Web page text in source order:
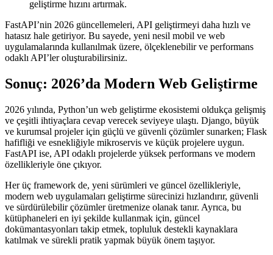
geliştirme hızını artırmak.
FastAPI’nin 2026 güncellemeleri, API geliştirmeyi daha hızlı ve
hatasız hale getiriyor. Bu sayede, yeni nesil mobil ve web
uygulamalarında kullanılmak üzere, ölçeklenebilir ve performans
odaklı API’ler oluşturabilirsiniz.
Sonuç: 2026’da Modern Web Geliştirme
2026 yılında, Python’un web geliştirme ekosistemi oldukça gelişmiş
ve çeşitli ihtiyaçlara cevap verecek seviyeye ulaştı. Django, büyük
ve kurumsal projeler için güçlü ve güvenli çözümler sunarken; Flask
hafifliği ve esnekliğiyle mikroservis ve küçük projelere uygun.
FastAPI ise, API odaklı projelerde yüksek performans ve modern
özellikleriyle öne çıkıyor.
Her üç framework de, yeni sürümleri ve güncel özellikleriyle,
modern web uygulamaları geliştirme sürecinizi hızlandırır, güvenli
ve sürdürülebilir çözümler üretmenize olanak tanır. Ayrıca, bu
kütüphaneleri en iyi şekilde kullanmak için, güncel
dokümantasyonları takip etmek, topluluk destekli kaynaklara
katılmak ve sürekli pratik yapmak büyük önem taşıyor.